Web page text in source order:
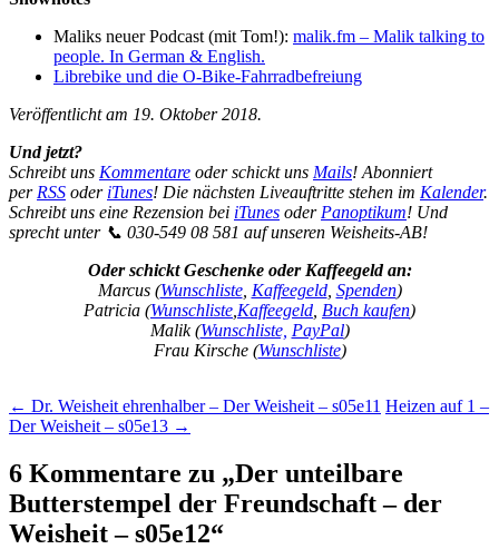
Maliks neuer Podcast (mit Tom!): malik.fm – Malik talking to
people. In German & English.
Librebike und die O-Bike-Fahrradbefreiung
Veröffentlicht am 19. Oktober 2018.
Und jetzt?
Schreibt uns Kommentare oder schickt uns Mails! Abonniert
per RSS oder iTunes! Die nächsten Liveauftritte stehen im Kalender.
Schreibt uns eine Rezension bei iTunes oder Panoptikum! Und
sprecht unter 📞 030-549 08 581 auf unseren Weisheits-AB!
Oder schickt Geschenke oder Kaffeegeld an:
Marcus (Wunschliste, Kaffeegeld, Spenden)
Patricia (Wunschliste Kaffeegeld Buch kaufen)
Malik (Wunschliste, PayPal)
Frau Kirsche (Wunschliste)
Beitragsnavigation
← Dr. Weisheit ehrenhalber – Der Weisheit – s05e11 Heizen auf 1 –
Der Weisheit – s05e13 →
6 Kommentare zu „Der unteilbare
Butterstempel der Freundschaft – der
Weisheit – s05e12“